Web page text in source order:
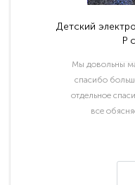
Детский
P
Мы довольны
спасибо
отдельное
все